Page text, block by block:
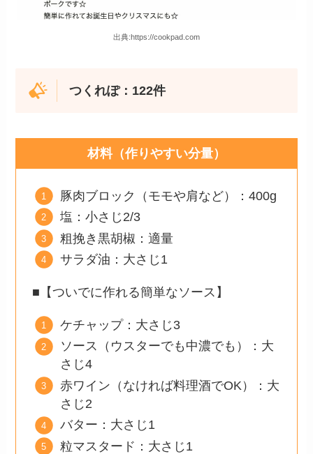
出典:https://cookpad.com
つくれぽ：122件
材料（作りやすい分量）
豚肉ブロック（モモや肩など）：400g
塩：小さじ2/3
粗挽き黒胡椒：適量
サラダ油：大さじ1
■【ついでに作れる簡単なソース】
ケチャップ：大さじ3
ソース（ウスターでも中濃でも）：大
さじ4
赤ワイン（なければ料理酒でOK）：大
さじ2
バター：大さじ1
粒マスタード：大さじ1